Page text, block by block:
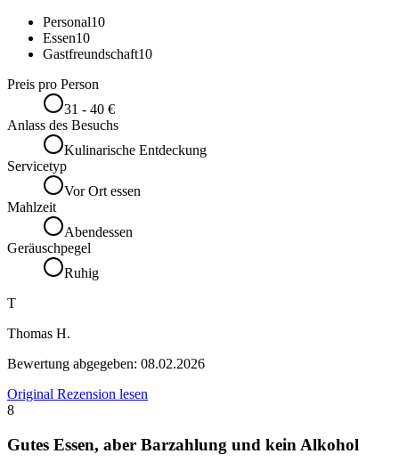
Personal10
Essen10
Gastfreundschaft10
Preis pro Person
31 - 40 €
Anlass des Besuchs
Kulinarische Entdeckung
Servicetyp
Vor Ort essen
Mahlzeit
Abendessen
Geräuschpegel
Ruhig
T
Thomas H.
Bewertung abgegeben: 08.02.2026
Original Rezension lesen
8
Gutes Essen, aber Barzahlung und kein Alkohol